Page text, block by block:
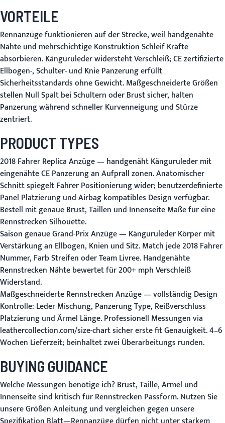
VORTEILE
Rennanzüge funktionieren auf der Strecke, weil handgenähte
Nähte und mehrschichtige Konstruktion Schleif Kräfte
absorbieren. Känguruleder widersteht Verschleiß; CE zertifizierte
Ellbogen-, Schulter- und Knie Panzerung erfüllt
Sicherheitsstandards ohne Gewicht. Maßgeschneiderte Größen
stellen Null Spalt bei Schultern oder Brust sicher, halten
Panzerung während schneller Kurvenneigung und Stürze
zentriert.
PRODUCT TYPES
2018 Fahrer Replica Anzüge— handgenäht Känguruleder mit
eingenähte CE Panzerung an Aufprall zonen. Anatomischer
Schnitt spiegelt Fahrer Positionierung wider; benutzerdefinierte
Panel Platzierung und Airbag kompatibles Design verfügbar.
Bestell mit genaue Brust, Taillen und Innenseite Maße für eine
Rennstrecken Silhouette.
Saison genaue Grand-Prix Anzüge— Känguruleder Körper mit
Verstärkung an Ellbogen, Knien und Sitz. Match jede 2018 Fahrer
Nummer, Farb Streifen oder Team Livree. Handgenähte
Rennstrecken Nähte bewertet für 200+ mph Verschleiß
Widerstand.
Maßgeschneiderte Rennstrecken Anzüge— vollständig Design
Kontrolle: Leder Mischung, Panzerung Type, Reißverschluss
Platzierung und Ärmel Länge. Professionell Messungen via
leathercollection.com/size-chart sicher erste fit Genauigkeit. 4–6
Wochen Lieferzeit; beinhaltet zwei Überarbeitungs runden.
BUYING GUIDANCE
Welche Messungen benötige ich?Brust, Taille, Ärmel und
Innenseite sind kritisch für Rennstrecken Passform. Nutzen Sie
unsereGrößen Anleitungund vergleichen gegen unsere